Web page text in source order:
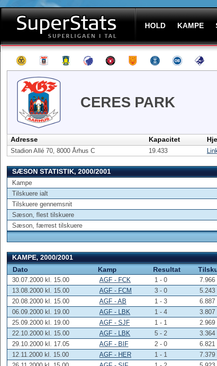
HOLD KAMPE
CERES PARK
Adresse Kapacitet
Stadion Allé 70, 8000 Århus C 19.433
SÆSON STATISTIK, 2000/2001
Kampe
Tilskuere ialt
Tilskuere gennemsnit
Sæson, flest tilskuere
Sæson, færrest tilskuere
KAMPE, 2000/2001
Dato
Kamp Resultat
30.07.2000 kl. 15.00 AGF - FCK 1 - 0
7.966
13.08.2000 kl. 15.00
AGF - FCM 3 - 0
5.243
20.08.2000 kl. 15.00
AGF - AB 1 - 3
6.887
06.09.2000 kl. 19.00
AGF - LBK 1 - 4
3.807
25.09.2000 kl. 19.00
AGF - SJF 1 - 1
2.969
22.10.2000 kl. 15.00
AGF - LBK 5 - 2
3.364
29.10.2000 kl. 17.05
AGF - BIF 2 - 0
6.821
12.11.2000 kl. 15.00
AGF - HER 1 - 1
7.379